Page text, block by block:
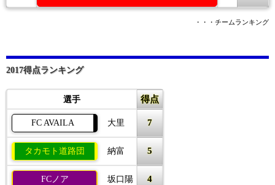
・・・チームランキング
2017得点ランキング
選手 得点
FC AVAILA 大里 7
タカモト道路団 納富 5
FCノア 坂口陽 4